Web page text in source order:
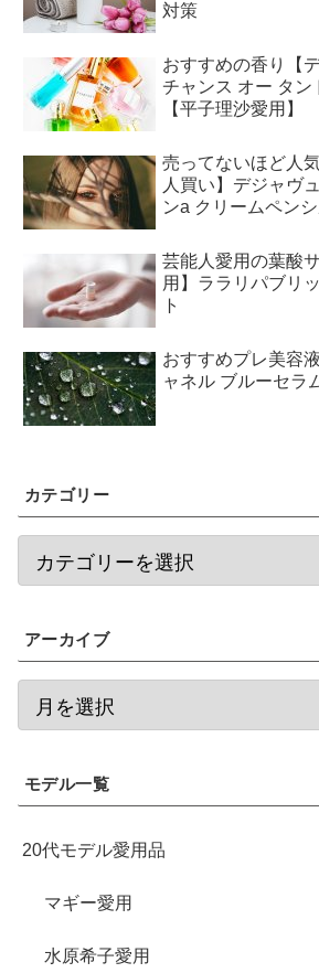
対策
おすすめの香り【
チャンス オー タン
【平子理沙愛用】
売ってないほど人
人買い】デジャヴ
ンa クリームペン
芸能人愛用の葉酸
用】ララリパブリ
ト
おすすめプレ美容
ャネル ブルーセラ
カテゴリー
アーカイブ
モデル一覧
20代モデル愛用品
マギー愛用
水原希子愛用